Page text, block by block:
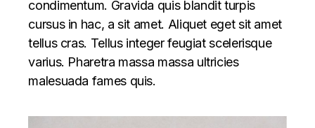
condimentum. Gravida quis blandit turpis
cursus in hac, a sit amet. Aliquet eget sit amet
tellus cras. Tellus integer feugiat scelerisque
varius. Pharetra massa massa ultricies
malesuada fames quis.